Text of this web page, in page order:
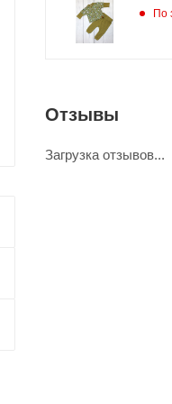
По
Отзывы
Загрузка отзывов...